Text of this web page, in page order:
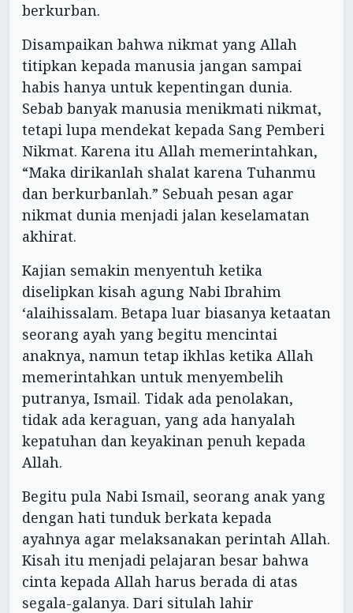
berkurban.
Disampaikan bahwa nikmat yang Allah
titipkan kepada manusia jangan sampai
habis hanya untuk kepentingan dunia.
Sebab banyak manusia menikmati nikmat,
tetapi lupa mendekat kepada Sang Pemberi
Nikmat. Karena itu Allah memerintahkan,
“Maka dirikanlah shalat karena Tuhanmu
dan berkurbanlah.” Sebuah pesan agar
nikmat dunia menjadi jalan keselamatan
akhirat.
Kajian semakin menyentuh ketika
diselipkan kisah agung Nabi Ibrahim
‘alaihissalam. Betapa luar biasanya ketaatan
seorang ayah yang begitu mencintai
anaknya, namun tetap ikhlas ketika Allah
memerintahkan untuk menyembelih
putranya, Ismail. Tidak ada penolakan,
tidak ada keraguan, yang ada hanyalah
kepatuhan dan keyakinan penuh kepada
Allah.
Begitu pula Nabi Ismail, seorang anak yang
dengan hati tunduk berkata kepada
ayahnya agar melaksanakan perintah Allah.
Kisah itu menjadi pelajaran besar bahwa
cinta kepada Allah harus berada di atas
segala-galanya. Dari situlah lahir